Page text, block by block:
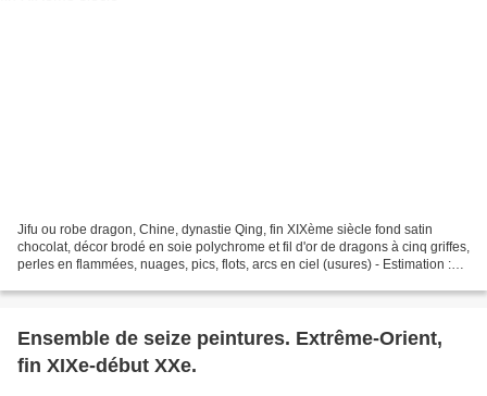
Jifu ou robe dragon, Chine, dynastie Qing, fin XIXème siècle fond satin
chocolat, décor brodé en soie polychrome et fil d'or de dragons à cinq griffes,
perles en flammées, nuages, pics, flots, arcs en ciel (usures) - Estimation :
Ensemble de seize peintures. Extrême-Orient,
fin XIXe-début XXe.